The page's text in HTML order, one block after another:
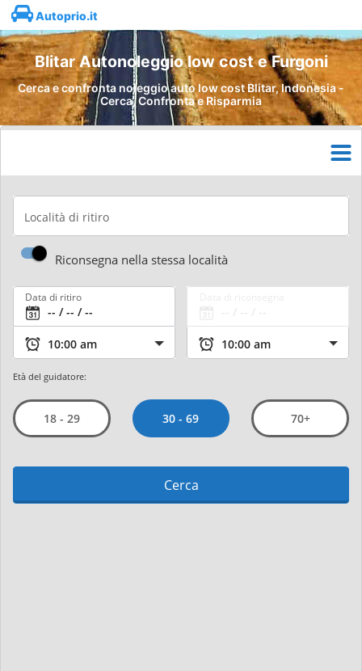
Autoprio.it
Blitar Autonoleggio low cost e Furgoni
Cerca e confronta noleggio auto low cost Blitar, Indonesia -
Cerca, Confronta e Risparmia
Località di ritiro
Riconsegna nella stessa località
Data di ritiro
Età del guidatore:
18 - 29 30 - 69 70+
Cerca